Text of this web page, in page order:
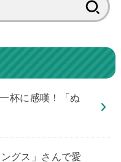
杯に感嘆！「ぬ
グス」さんで愛